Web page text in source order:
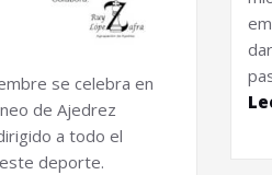
se celebra en
de Ajedrez
a todo el
deporte.